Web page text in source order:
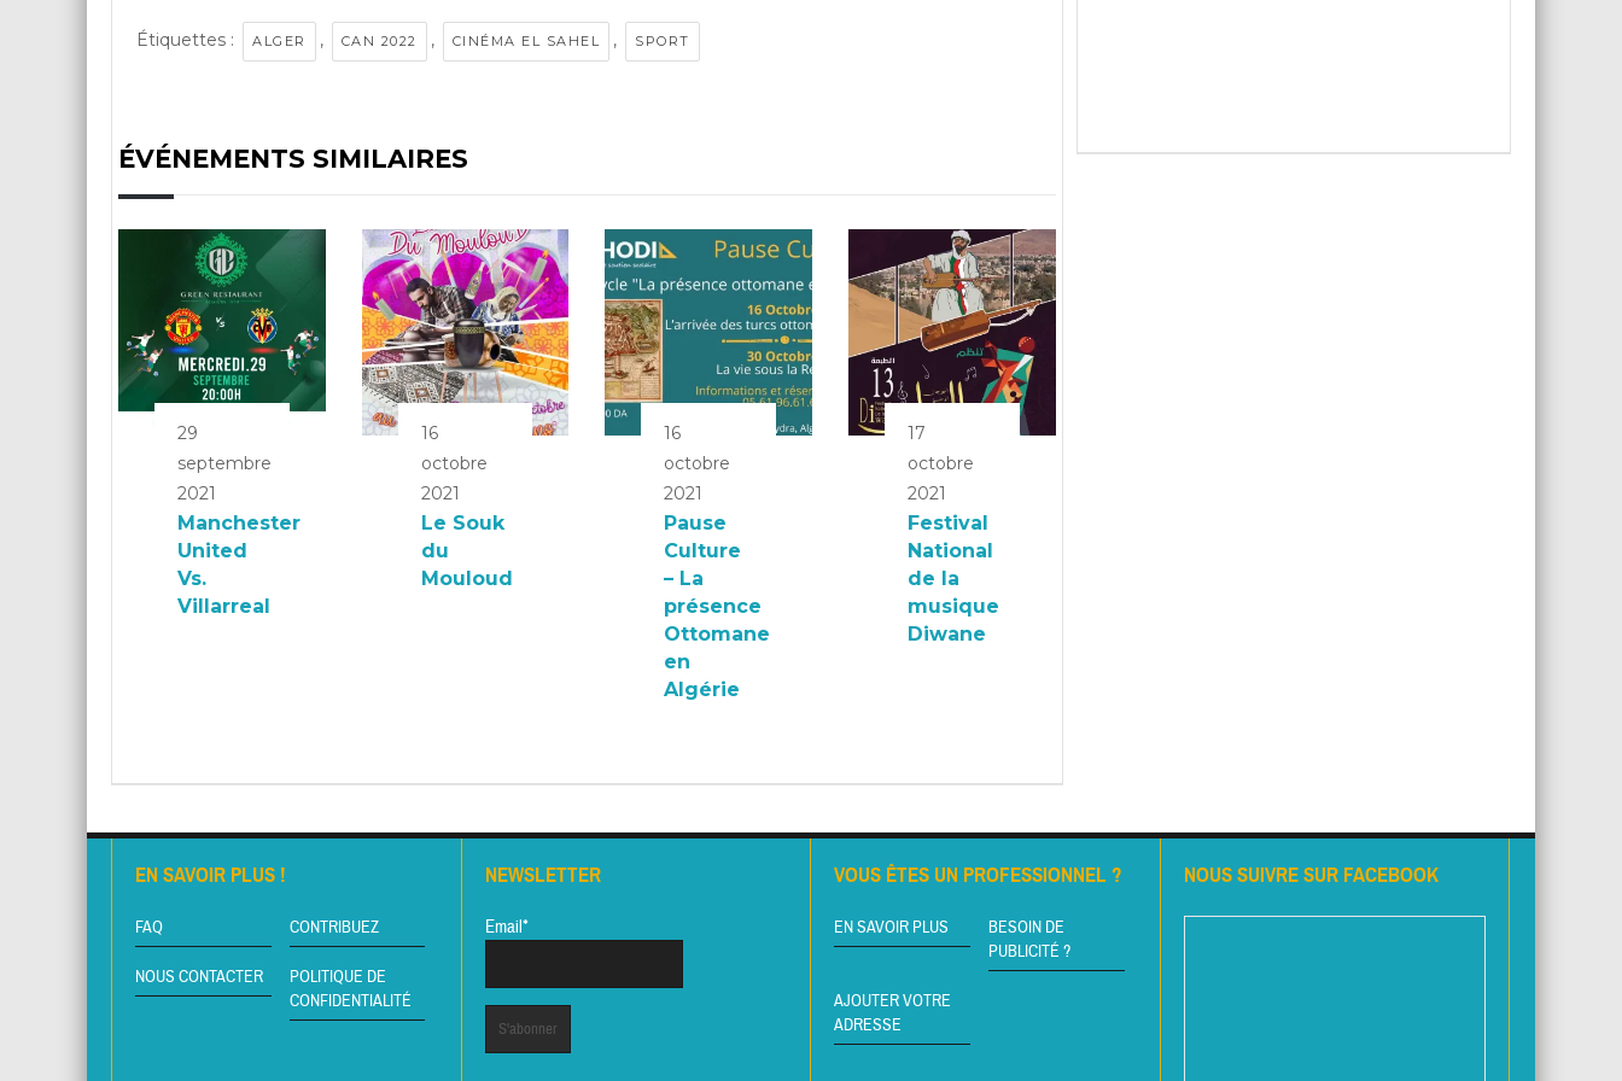
Étiquettes : ALGER , CAN 2022 , CINÉMA EL SAHEL , SPORT
ÉVÉNEMENTS SIMILAIRES
29
septembre
2021
Manchester
United
Vs.
Villarreal
16
octobre
2021
Le Souk
du
Mouloud
16
octobre
2021
Pause
Culture
– La
présence
Ottomane
en
Algérie
17
octobre
2021
Festival
National
de la
musique
Diwane
EN SAVOIR PLUS !
FAQ CONTRIBUEZ
NOUS CONTACTER
POLITIQUE DE
CONFIDENTIALITÉ
NEWSLETTER
Email*
VOUS ÊTES UN PROFESSIONNEL ?
EN SAVOIR PLUS
BESOIN DE
PUBLICITÉ ?
AJOUTER VOTRE
ADRESSE
NOUS SUIVRE SUR FACEBOOK